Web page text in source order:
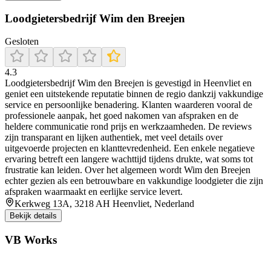
Loodgietersbedrijf Wim den Breejen
Gesloten
4.3
Loodgietersbedrijf Wim den Breejen is gevestigd in Heenvliet en
geniet een uitstekende reputatie binnen de regio dankzij vakkundige
service en persoonlijke benadering. Klanten waarderen vooral de
professionele aanpak, het goed nakomen van afspraken en de
heldere communicatie rond prijs en werkzaamheden. De reviews
zijn transparant en lijken authentiek, met veel details over
uitgevoerde projecten en klanttevredenheid. Een enkele negatieve
ervaring betreft een langere wachttijd tijdens drukte, wat soms tot
frustratie kan leiden. Over het algemeen wordt Wim den Breejen
echter gezien als een betrouwbare en vakkundige loodgieter die zijn
afspraken waarmaakt en eerlijke service levert.
Kerkweg 13A, 3218 AH Heenvliet, Nederland
Bekijk details
VB Works